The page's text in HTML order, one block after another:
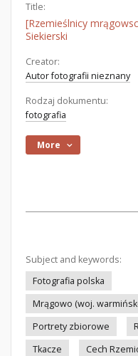
Title:
[Rzemieślnicy
Siekierski
Creator:
Autor fotografii nieznany
Rodzaj dokumentu:
fotografia
More
Subject and keywords:
Fotografia polska
Mrągowo (woj.
Portrety zbiorowe
Tkacze
Cech